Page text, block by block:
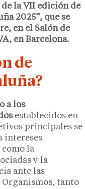
la VII edición de
2025”, que se
en el Salón de
en Barcelona.
de
a los
establecidos en
principales se
intereses
como la
y la
ante las
tanto